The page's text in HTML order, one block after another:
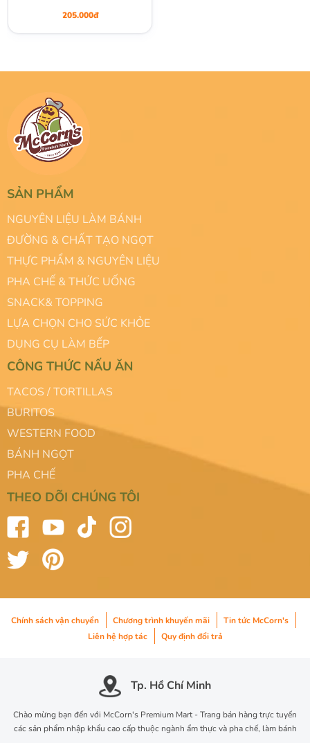
439g (15.5 Oz.)
205.000đ
SẢN PHẨM
NGUYÊN LIỆU LÀM BÁNH
ĐƯỜNG & CHẤT TẠO NGỌT
THỰC PHẨM & NGUYÊN LIỆU
PHA CHẾ & THỨC UỐNG
SNACK& TOPPING
LỰA CHỌN CHO SỨC KHỎE
DỤNG CỤ LÀM BẾP
CÔNG THỨC NẤU ĂN
TACOS / TORTILLAS
BURITOS
WESTERN FOOD
BÁNH NGỌT
PHA CHẾ
THEO DÕI CHÚNG TÔI
Chính sách vận chuyển Chương trình khuyến mãi
Tin tức McCorn's
Liên hệ hợp tác
Quy định đổi trả
Tp. Hồ Chí Minh
Chào mừng bạn đến với McCorn's Premium Mart - Trang bán hàng trực tuyến
các sản phẩm nhập khẩu cao cấp thuộc ngành ẩm thực và pha chế, làm bánh